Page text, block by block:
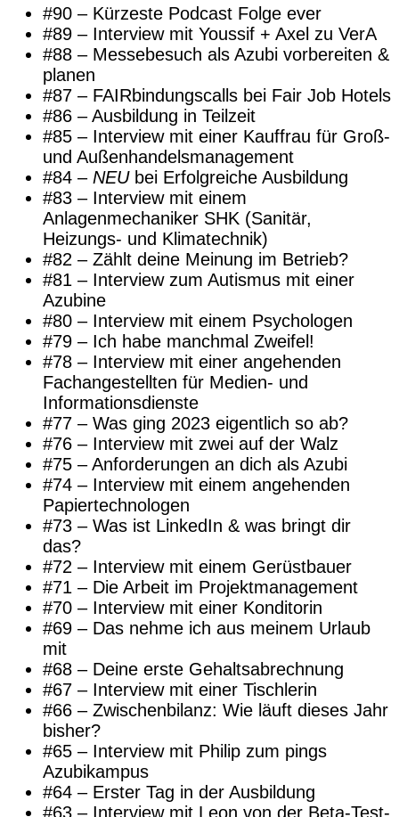
#90 – Kürzeste Podcast Folge ever
#89 – Interview mit Youssif + Axel zu VerA
#88 – Messebesuch als Azubi vorbereiten &
planen
#87 – FAIRbindungscalls bei Fair Job Hotels
#86 – Ausbildung in Teilzeit
#85 – Interview mit einer Kauffrau für Groß-
und Außenhandelsmanagement
#84 – NEUbei Erfolgreiche Ausbildung
#83 – Interview mit einem
Anlagenmechaniker SHK (Sanitär,
Heizungs- und Klimatechnik)
#82 – Zählt deine Meinung im Betrieb?
#81 – Interview zum Autismus mit einer
Azubine
#80 – Interview mit einem Psychologen
#79 – Ich habe manchmal Zweifel!
#78 – Interview mit einer angehenden
Fachangestellten für Medien- und
Informationsdienste
#77 – Was ging 2023 eigentlich so ab?
#76 – Interview mit zwei auf der Walz
#75 – Anforderungen an dich als Azubi
#74 – Interview mit einem angehenden
Papiertechnologen
#73 – Was ist LinkedIn & was bringt dir
das?
#72 – Interview mit einem Gerüstbauer
#71 – Die Arbeit im Projektmanagement
#70 – Interview mit einer Konditorin
#69 – Das nehme ich aus meinem Urlaub
mit
#68 – Deine erste Gehaltsabrechnung
#67 – Interview mit einer Tischlerin
#66 – Zwischenbilanz: Wie läuft dieses Jahr
bisher?
#65 – Interview mit Philip zum pings
Azubikampus
#64 – Erster Tag in der Ausbildung
#63 – Interview mit Leon von der Beta-Test-